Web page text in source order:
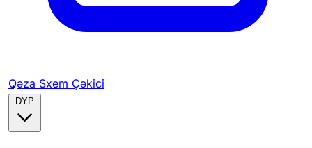
Qəza Sxem Çəkici
DYP